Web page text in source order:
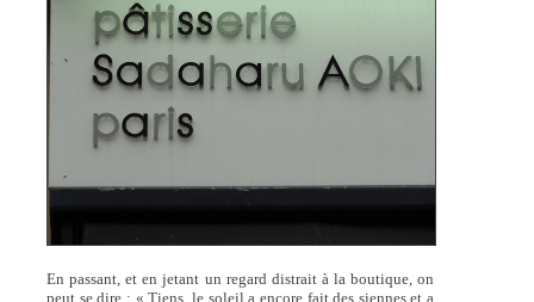
En passant, et en jetant un regard distrait à la boutique, on
peut se dire : « Tiens, le soleil a encore fait des siennes et a